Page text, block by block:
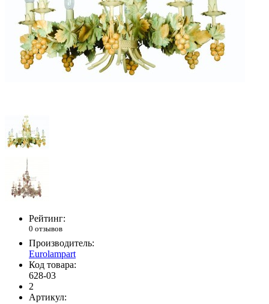
Рейтинг:
0 отзывов
Производитель:
Eurolampart
Код товара:
628-03
2
Артикул: